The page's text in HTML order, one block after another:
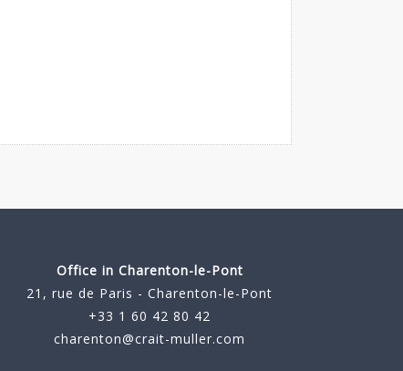
Office in Charenton-le-Pont
21, rue de Paris - Charenton-le-Pont
+33 1 60 42 80 42
charenton@crait-muller.com